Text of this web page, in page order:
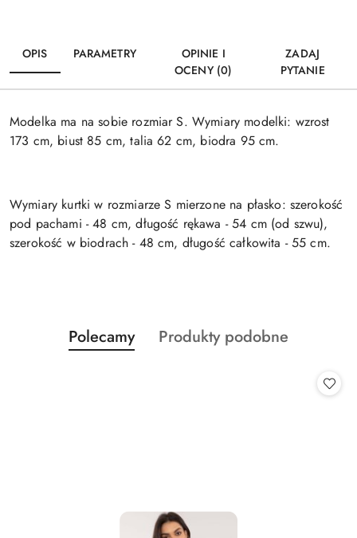
OPIS PARAMETRY
OPINIE I
OCENY (0)
ZADAJ
PYTANIE
Modelka ma na sobie rozmiar S. Wymiary modelki: wzrost
173 cm, biust 85 cm, talia 62 cm, biodra 95 cm.
Wymiary kurtki w rozmiarze S mierzone na płasko: szerokość
pod pachami - 48 cm, długość rękawa - 54 cm (od szwu),
szerokość w biodrach - 48 cm, długość całkowita - 55 cm.
Pomiń karuzelę produktów
Produkty
o
Polecamy
Produkty
Produkty podobne